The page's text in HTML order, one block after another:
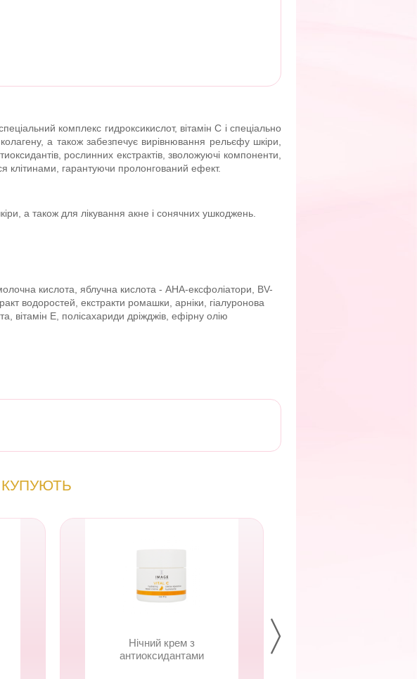
комплекс гидроксикислот, вітамін С і спеціально
а також забезпечує вирівнювання рельєфу шкіри,
рослинних екстрактів, зволожуючі компоненти,
клітинами, гарантуючи пролонгований ефект.
а також для лікування акне і сонячних ушкоджень.
кислота, яблучна кислота - АНА-ексфоліатори, BV-
водоростей, екстракти ромашки, арніки, гіалуронова
вітамін Е, полісахариди дріжджів, ефірну олію
Нічний крем з
антиоксидантами